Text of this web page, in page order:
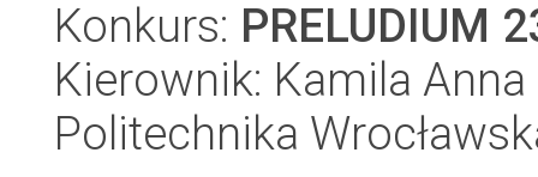
Konkurs: PRELUDIUM
Kierownik: Kamila
Politechnika